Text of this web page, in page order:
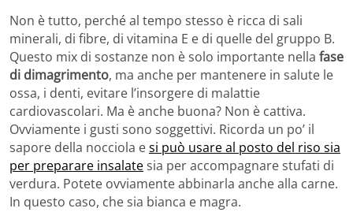
Non è tutto, perché al tempo stesso è ricca di sali
minerali, di fibre, di vitamina E e di quelle del gruppo B.
Questo mix di sostanze non è solo importante nella fase
di dimagrimento, ma anche per mantenere in salute le
ossa, i denti, evitare l’insorgere di malattie
cardiovascolari. Ma è anche buona? Non è cattiva.
Ovviamente i gusti sono soggettivi. Ricorda un po’ il
sapore della nocciola esi può usare al posto del riso sia
per preparare insalatesia per accompagnare stufati di
verdura. Potete ovviamente abbinarla anche alla carne.
In questo caso, che sia bianca e magra.